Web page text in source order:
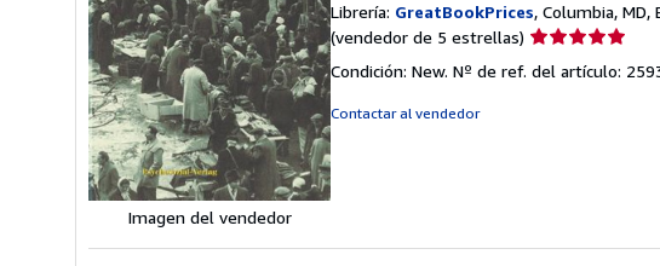
Imagen del vendedor
Librería: GreatBookPrices, Columbia,
(vendedor de 5 estrellas) Calificación
vendedor:
Condición: New. Nº de ref. del artículo:
Contactar al vendedor